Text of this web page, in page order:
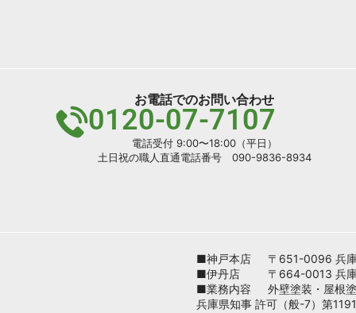
お電話でのお問い合わせ
0120-07-7107
電話受付 9:00〜18:00（平日）
土日祝の職人直通電話番号 090-9836-8934
■神戸本店
〒651-0096 兵
■伊丹店
〒664-0013 兵
■業務内容
外壁塗装・屋根
兵庫県知事 許可（般-7）第